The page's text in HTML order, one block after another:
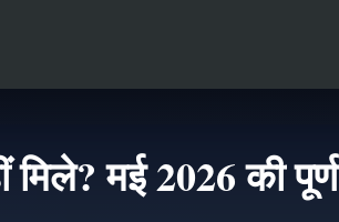
मई 2026 की पूर्ण